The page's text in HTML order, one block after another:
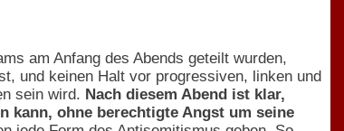
am Anfang des Abends geteilt wurden,
und keinen Halt vor progressiven, linken und
sein wird. Nach diesem Abend ist klar,
kann, ohne berechtigte Angst um seine